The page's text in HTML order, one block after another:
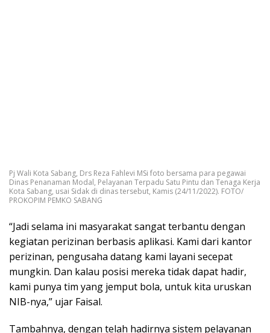
Pj Wali Kota Sabang, Drs Reza Fahlevi MSi foto bersama para pegawai
Dinas Penanaman Modal, Pelayanan Terpadu Satu Pintu dan Tenaga Kerja
Kota Sabang, usai Sidak di dinas tersebut, Kamis (24/11/2022). FOTO/
PROKOPIM PEMKO SABANG
“Jadi selama ini masyarakat sangat terbantu dengan
kegiatan perizinan berbasis aplikasi. Kami dari kantor
perizinan, pengusaha datang kami layani secepat
mungkin. Dan kalau posisi mereka tidak dapat hadir,
kami punya tim yang jemput bola, untuk kita uruskan
NIB-nya,” ujar Faisal.
Tambahnya, dengan telah hadirnya sistem pelayanan